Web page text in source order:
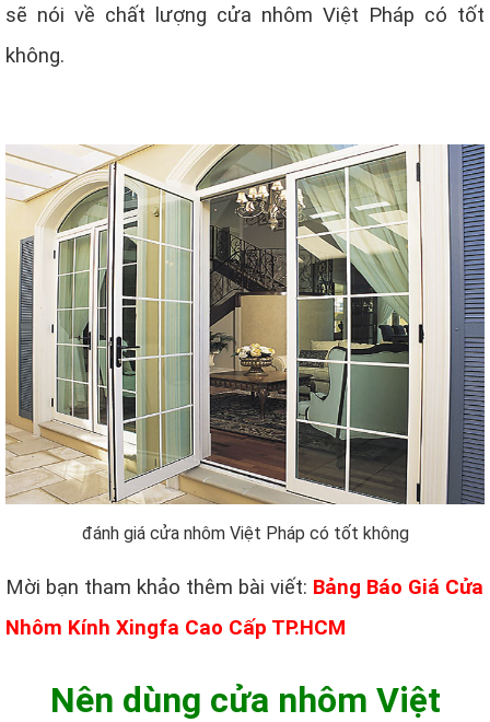
sẽ nói về chất lượng cửa nhôm Việt Pháp có tốt
không.
đánh giá cửa nhôm Việt Pháp có tốt không
Mời bạn tham khảo thêm bài viết: Bảng Báo Giá Cửa
Nhôm Kính Xingfa Cao Cấp TP.HCM
Nên dùng cửa nhôm Việt